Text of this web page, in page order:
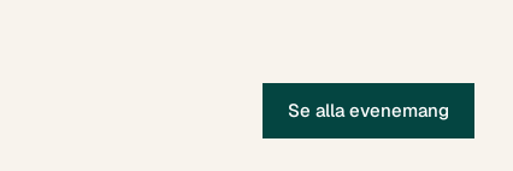
Se alla evenemang